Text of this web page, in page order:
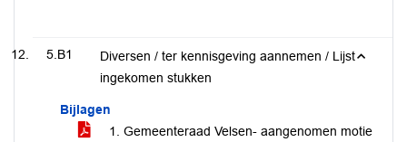
5.B1
Diversen / ter kennisgeving aannemen / Lijst
ingekomen stukken
Bijlagen
1. Gemeenteraad Velsen- aangenomen motie